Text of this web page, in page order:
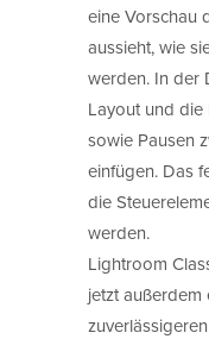
eine Vorschau
aussieht, wie
werden. In der
Layout und
sowie Pausen
einfügen. Das
die
werden.
Lightroom
jetzt außerdem